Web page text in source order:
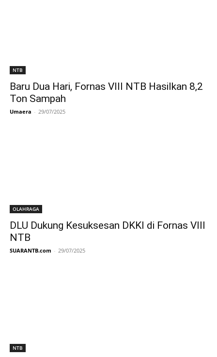
NTB
Baru Dua Hari, Fornas VIII NTB Hasilkan 8,2
Ton Sampah
Umaera - 29/07/2025
OLAHRAGA
DLU Dukung Kesuksesan DKKI di Fornas VIII
NTB
SUARANTB.com - 29/07/2025
NTB